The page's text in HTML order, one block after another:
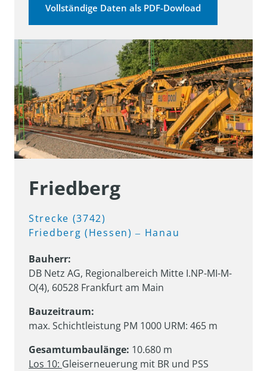
Vollständige Daten als PDF-Dowload
Friedberg
Strecke (3742)
Friedberg (Hessen) ‒ Hanau
DB Netz AG, Regionalbereich Mitte I.NP-MI-M-
O(4), 60528 Frankfurt am Main
max. Schichtleistung PM 1000 URM: 465 m
Gesamtumbaulänge:
Los 10: Gleiserneuerung mit BR und PSS